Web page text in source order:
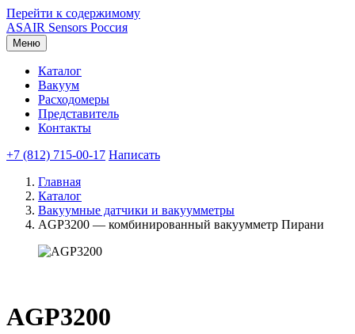
Перейти к содержимому
ASAIR Sensors Россия
Меню
Каталог
Вакуум
Расходомеры
Представитель
Контакты
+7 (812) 715-00-17 Написать
Главная
Каталог
Вакуумные датчики и вакуумметры
AGP3200 — комбинированный вакуумметр Пирани
AGP3200